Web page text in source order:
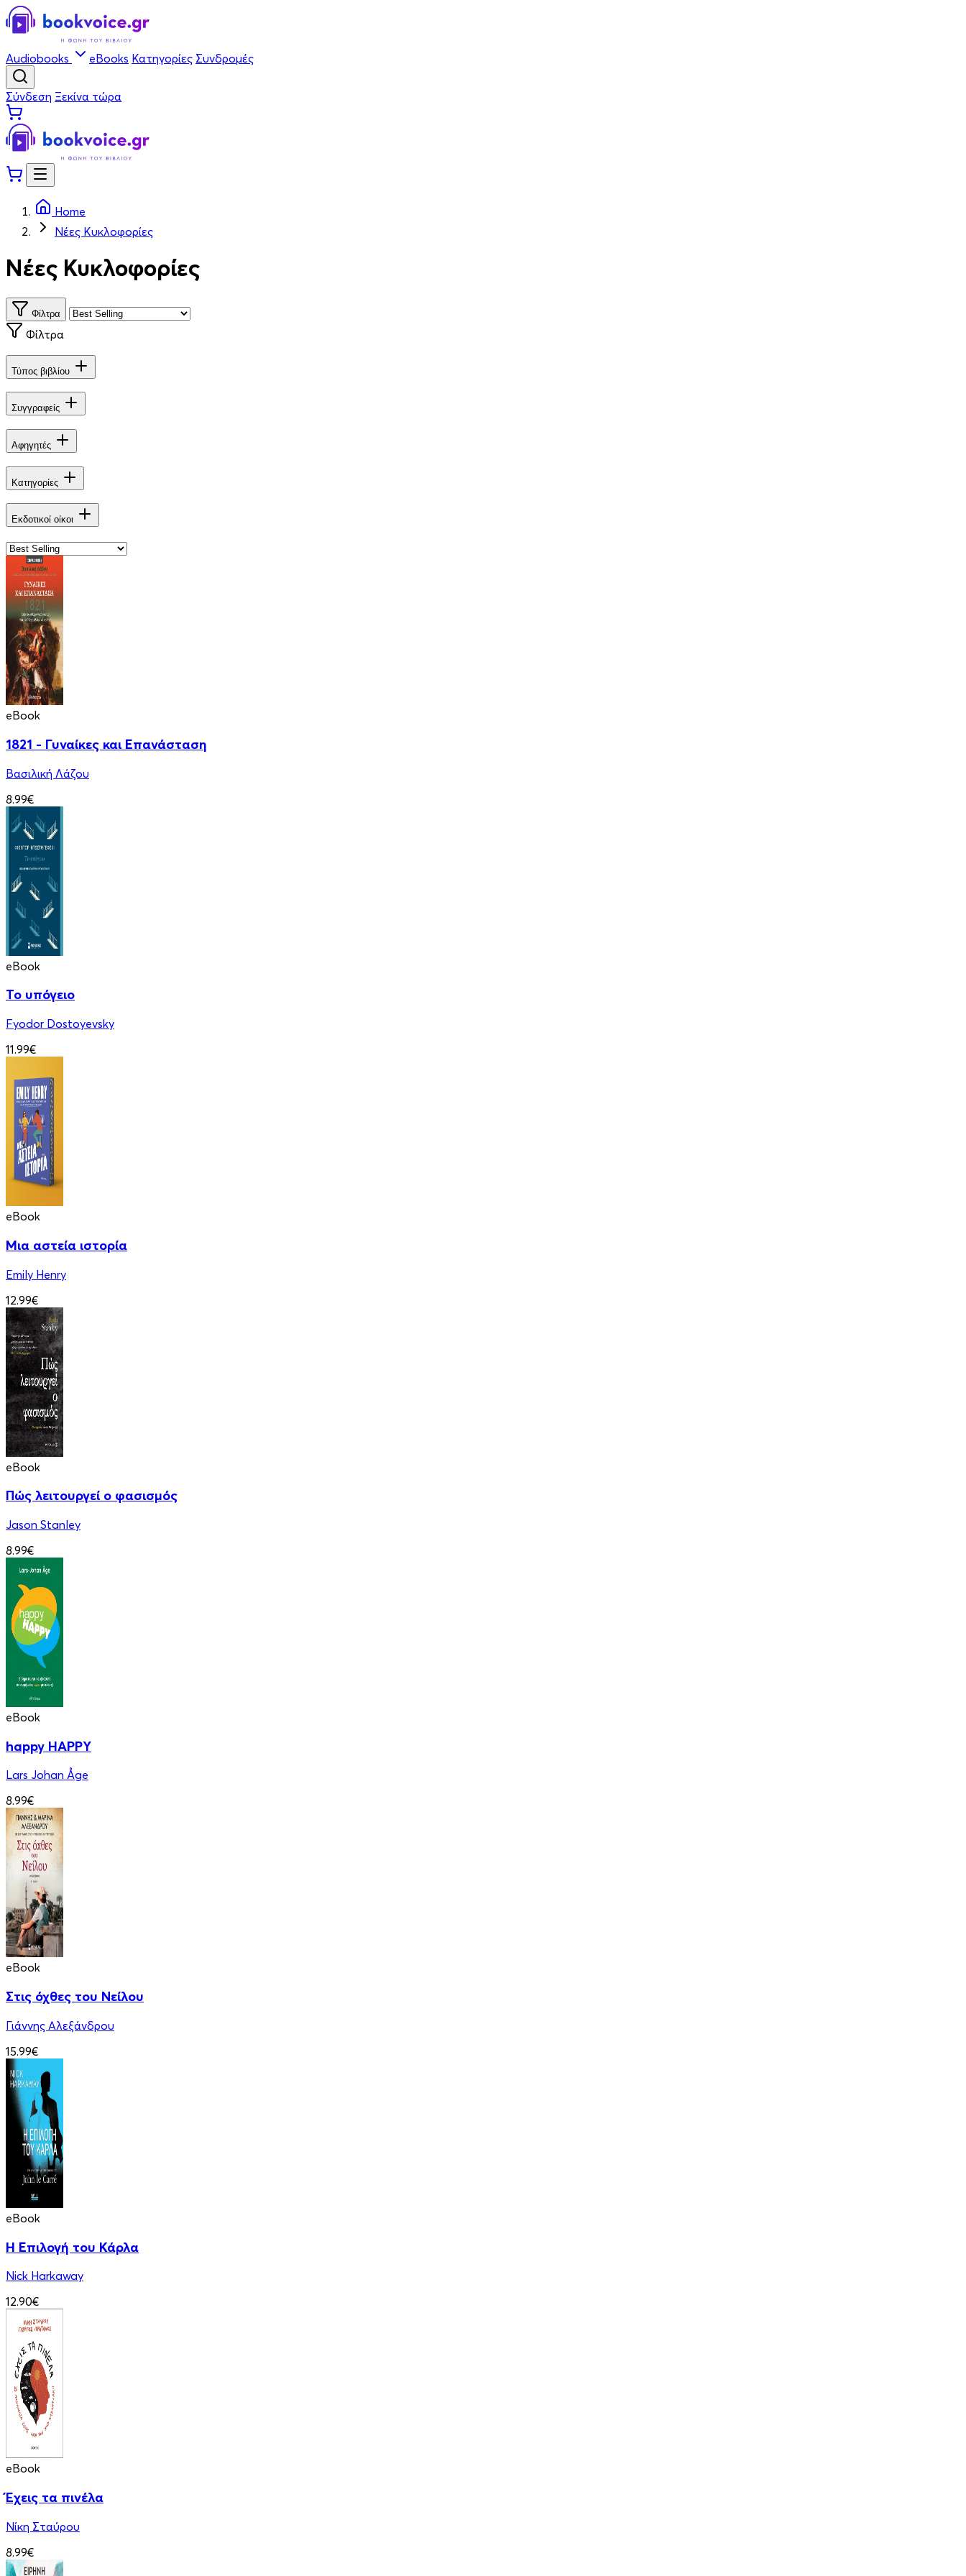
Audiobooks eBooks Κατηγορίες Συνδρομές
Σύνδεση Ξεκίνα τώρα
Home
Νέες Κυκλοφορίες
Νέες Κυκλοφορίες
Φίλτρα
Φίλτρα
Τύπος βιβλίου
Συγγραφείς
Αφηγητές
Κατηγορίες
Εκδοτικοί οίκοι
eBook
1821 - Γυναίκες και Επανάσταση
Βασιλική Λάζου
8.99€
eBook
Το υπόγειο
Fyodor Dostoyevsky
11.99€
eBook
Μια αστεία ιστορία
Emily Henry
12.99€
eBook
Πώς λειτουργεί ο φασισμός
Jason Stanley
8.99€
eBook
happy HAPPY
Lars Johan Åge
8.99€
eBook
Στις όχθες του Νείλου
Γιάννης Αλεξάνδρου
15.99€
eBook
Η Επιλογή του Κάρλα
Nick Harkaway
12.90€
eBook
Έχεις τα πινέλα
Νίκη Σταύρου
8.99€